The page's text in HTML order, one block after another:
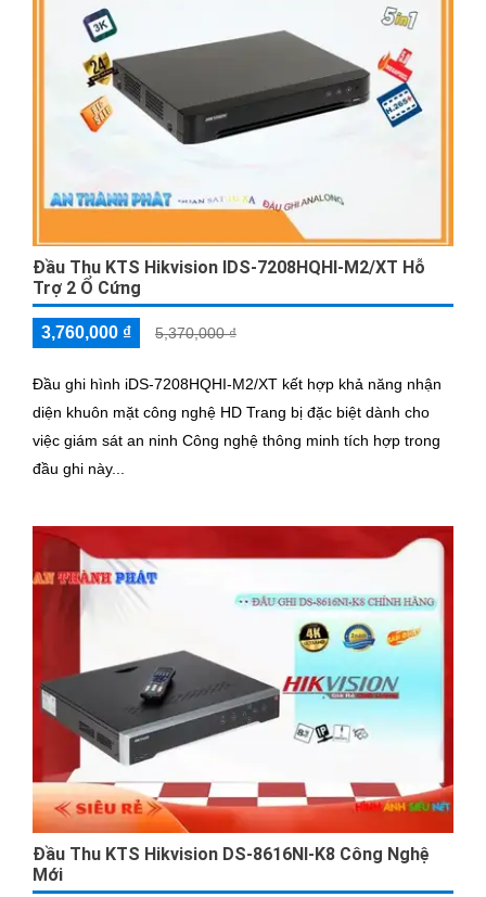
Đầu Thu KTS Hikvision IDS-7208HQHI-M2/XT Hỗ
Trợ 2 Ổ Cứng
3,760,000 ₫ 5,370,000 ₫
Đầu ghi hình iDS-7208HQHI-M2/XT kết hợp khả năng nhận
diện khuôn mặt công nghệ HD Trang bị đặc biệt dành cho
việc giám sát an ninh Công nghệ thông minh tích hợp trong
đầu ghi này...
Đầu Thu KTS Hikvision DS-8616NI-K8 Công Nghệ
Mới